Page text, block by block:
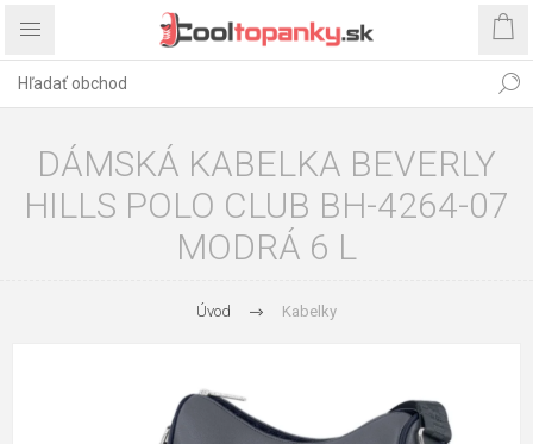
DÁMSKÁ KABELKA BEVERLY
HILLS POLO CLUB BH-4264-07
MODRÁ 6 L
Úvod Kabelky